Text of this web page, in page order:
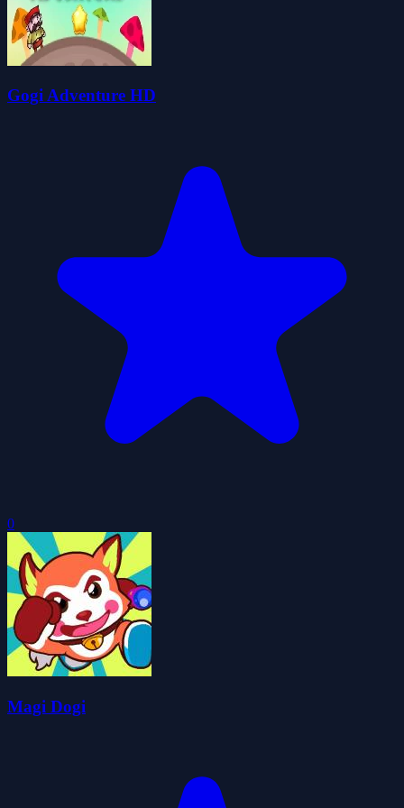
Gogi Adventure HD
0
Magi Dogi